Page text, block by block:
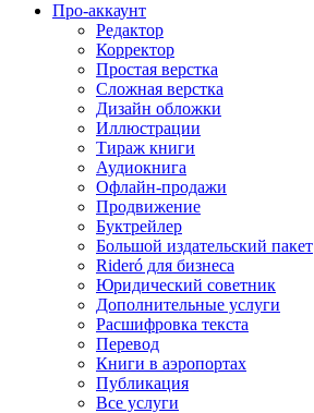
Про-аккаунт
Редактор
Корректор
Простая верстка
Сложная верстка
Дизайн обложки
Иллюстрации
Тираж книги
Аудиокнига
Офлайн-продажи
Продвижение
Буктрейлер
Большой издательский пакет
Rideró для бизнеса
Юридический советник
Дополнительные услуги
Расшифровка текста
Перевод
Книги в аэропортах
Публикация
Все услуги